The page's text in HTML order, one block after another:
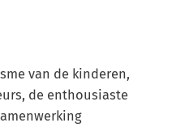
van de kinderen,
de enthousiaste